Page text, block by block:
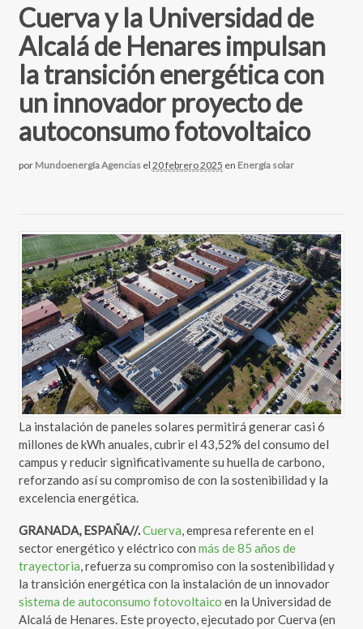
Cuerva y la Universidad de
Alcalá de Henares impulsan
la transición energética con
un innovador proyecto de
autoconsumo fotovoltaico
por Mundoenergía Agencias el 20 febrero 2025 en Energía solar
La instalación de paneles solares permitirá generar casi 6
millones de kWh anuales, cubrir el 43,52% del consumo del
campus y reducir significativamente su huella de carbono,
reforzando así su compromiso de con la sostenibilidad y la
excelencia energética.
GRANADA, ESPAÑA//.Cuerva, empresa referente en el
sector energético y eléctrico con más de 85 años de
trayectoria, refuerza su compromiso con la sostenibilidad y
la transición energética con la instalación de un innovador
sistema de autoconsumo fotovoltaico en la Universidad de
Alcalá de Henares. Este proyecto, ejecutado por Cuerva (en